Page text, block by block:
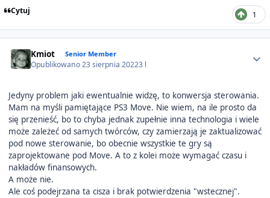
Cytuj 1
Kmiot Senior Member
Opublikowano23 sierpnia 20223 l
Jedyny problem jaki ewentualnie widzę, to konwersja sterowania.
Mam na myśli pamiętające PS3 Move. Nie wiem, na ile prosto da
się przenieść, bo to chyba jednak zupełnie inna technologia i wiele
może zależeć od samych twórców, czy zamierzają je zaktualizować
pod nowe sterowanie, bo obecnie wszystkie te gry są
zaprojektowane pod Move. A to z kolei może wymagać czasu i
nakładów finansowych.
A może nie.
Ale coś podejrzana ta cisza i brak potwierdzenia "wstecznej".